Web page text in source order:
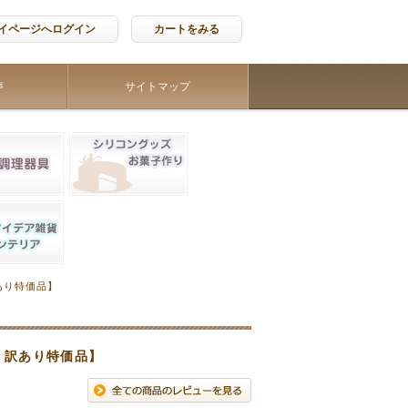
ページへログイン カートをみる
サイトマップ
特価品】
あり特価品】